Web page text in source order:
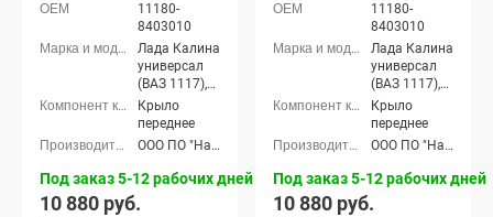
11180-
8403010
Лада Калина
универсал
(ВАЗ 1117),
Лада Калина
седан (ВАЗ
1118), Лада
Калина
хэтчбек (ВАЗ
1119)
Крыло
переднее
ООО ПО "Начало"
Под заказ 5-12 рабочих дней
10 880 руб.
11180-
8403010
Лада Калина
универсал
(ВАЗ 1117),
Лада Калина
седан (ВАЗ
1118), Лада
Калина
хэтчбек (ВАЗ
1119)
Крыло
переднее
ООО ПО "Начало"
Под заказ 5-12 рабочих дней
10 880 руб.